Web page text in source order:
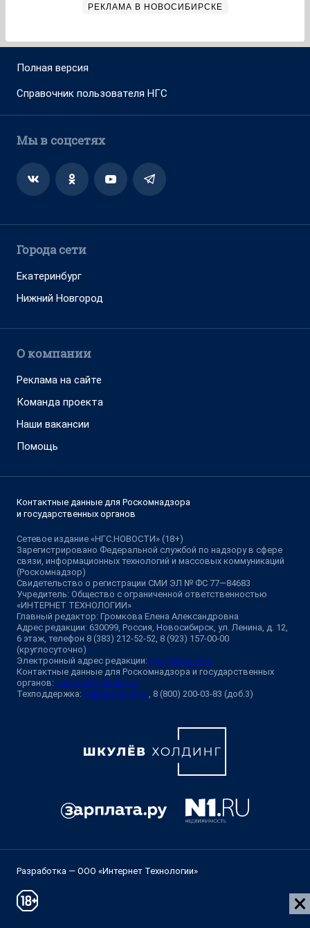
РЕКЛАМА В НОВОСИБИРСКЕ
Полная версия
Справочник пользователя НГС
Мы в соцсетях
Города сети
Екатеринбург
Нижний Новгород
О компании
Реклама на сайте
Команда проекта
Наши вакансии
Помощь
Контактные данные для Роскомнадзора
и государственных органов
Сетевое издание «НГС.НОВОСТИ» (18+)
Зарегистрировано Федеральной службой по надзору в сфере
связи, информационных технологий и массовых коммуникаций
(Роскомнадзор)
Свидетельство о регистрации СМИ ЭЛ № ФС 77—84683
Учредитель: Общество с ограниченной ответственностью
«ИНТЕРНЕТ ТЕХНОЛОГИИ»
Главный редактор: Громкова Елена Александровна
Адрес редакции: 630099, Россия, Новосибирск, ул. Ленина, д. 12,
6 этаж, телефон 8 (383) 212-52-52, 8 (923) 157-00-00
(круглосуточно)
Электронный адрес редакции: ngs@shkulev.ru
Контактные данные для Роскомнадзора и государственных
органов: juristnsk@shkulev.ru
Техподдержка: help@shkulev.ru , 8 (800) 200-03-83 (доб.3)
Разработка — ООО «Интернет Технологии»